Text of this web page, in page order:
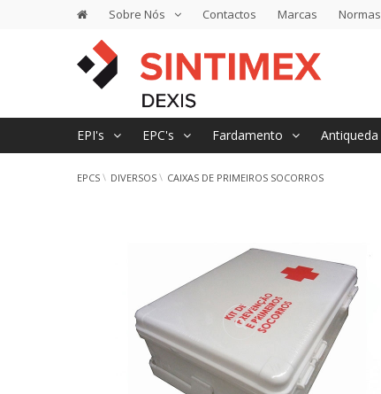
Sobre Nós Contactos Marcas Normas
EPI's EPC's Fardamento Antiqueda
EPCS DIVERSOS CAIXAS DE PRIMEIROS SOCORROS